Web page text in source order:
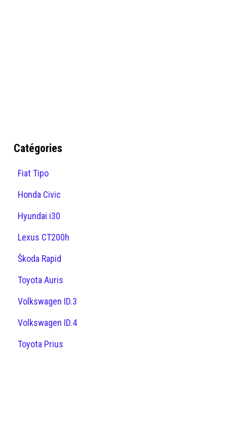
Catégories
Fiat Tipo
Honda Civic
Hyundai i30
Lexus CT200h
Škoda Rapid
Toyota Auris
Volkswagen ID.3
Volkswagen ID.4
Toyota Prius